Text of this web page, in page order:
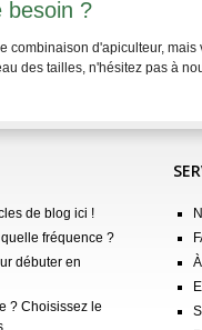
besoin ?
combinaison d'apiculteur,
des tailles, n'hésitez pas à
de blog ici !
fréquence ?
débuter en
? Choisissez le